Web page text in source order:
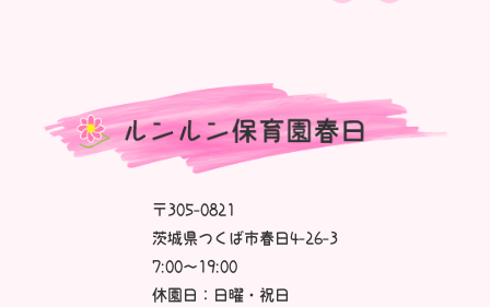
〒305-0821
茨城県つくば市春日4-26-3
7:00～19:00
休園日：日曜・祝日